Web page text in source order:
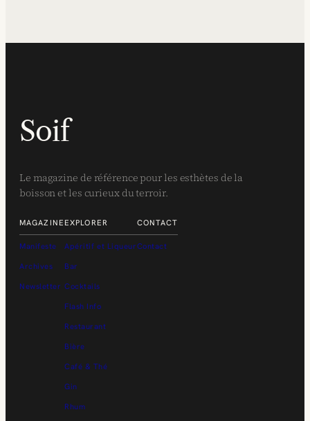
Soif
Le magazine de référence pour les esthètes de la
boisson et les curieux du terroir.
MAGAZINE
Manifeste
Archives
Newsletter
EXPLORER
Apéritif et Liqueur
Bar
Cocktails
Flash Info
Restaurant
Bière
Café & Thé
Gin
Rhum
CONTACT
Contact